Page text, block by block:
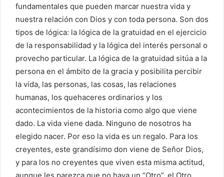
fundamentales que pueden marcar nuestra vida y
nuestra relación con Dios y con toda persona. Son dos
tipos de lógica: la lógica de la gratuidad en el ejercicio
de la responsabilidad y la lógica del interés personal o
provecho particular. La lógica de la gratuidad sitúa a la
persona en el ámbito de la gracia y posibilita percibir
la vida, las personas, las cosas, las relaciones
humanas, los quehaceres ordinarios y los
acontecimientos de la historia como algo que viene
dado. La vida viene dada. Ninguno de nosotros ha
elegido nacer. Por eso la vida es un regalo. Para los
creyentes, este grandísimo don viene de Señor Dios,
y para los no creyentes que viven esta misma actitud,